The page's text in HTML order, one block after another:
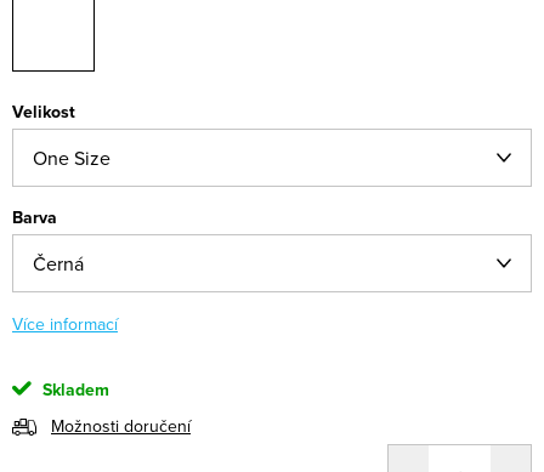
Velikost
Barva
Více informací
Skladem
Možnosti doručení